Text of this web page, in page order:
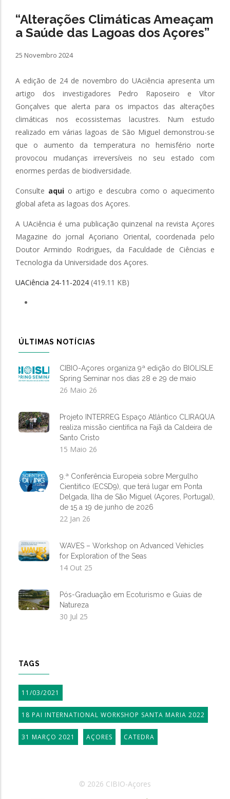
“Alterações Climáticas Ameaçam
a Saúde das Lagoas dos Açores”
25 Novembro 2024
A edição de 24 de novembro do UAciência apresenta um
artigo dos investigadores Pedro Raposeiro e Vítor
Gonçalves que alerta para os impactos das alterações
climáticas nos ecossistemas lacustres. Num estudo
realizado em várias lagoas de São Miguel demonstrou-se
que o aumento da temperatura no hemisfério norte
provocou mudanças irreversíveis no seu estado com
enormes perdas de biodiversidade.
Consulte aqui o artigo e descubra como o aquecimento
global afeta as lagoas dos Açores.
A UAciência é uma publicação quinzenal na revista Açores
Magazine do jornal Açoriano Oriental, coordenada pelo
Doutor Armindo Rodrigues, da Faculdade de Ciências e
Tecnologia da Universidade dos Açores.
UACiência 24-11-2024 (419.11 KB)
ÚLTIMAS NOTÍCIAS
CIBIO-Açores organiza 9ª edição do BIOLISLE
Spring Seminar nos dias 28 e 29 de maio
26 Maio 26
Projeto INTERREG Espaço Atlântico CLIRAQUA
realiza missão científica na Fajã da Caldeira de
Santo Cristo
15 Maio 26
9.ª Conferência Europeia sobre Mergulho
Científico (ECSD9), que terá lugar em Ponta
Delgada, Ilha de São Miguel (Açores, Portugal),
de 15 a 19 de junho de 2026
22 Jan 26
WAVES – Workshop on Advanced Vehicles
for Exploration of the Seas
14 Out 25
Pós-Graduação em Ecoturismo e Guias de
Natureza
30 Jul 25
TAGS
11/03/2021
18 PAI INTERNATIONAL WORKSHOP SANTA MARIA 2022
31 MARÇO 2021 AÇORES CATEDRA
© 2026 CIBIO-Açores